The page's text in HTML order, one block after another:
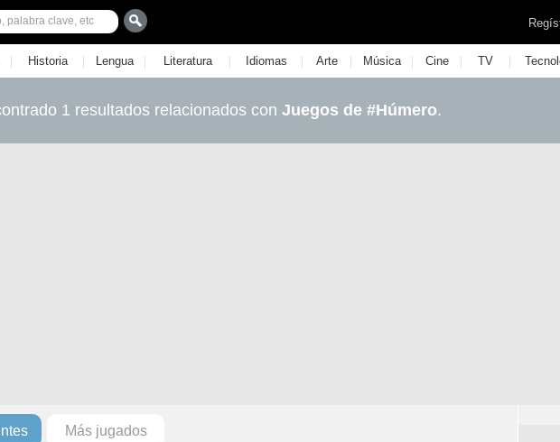
| Historia | Lengua | Literatura | Idiomas | Arte | Música | Cine | TV |
1 resultados relacionados con Juegos de #Húmero.
Más jugados